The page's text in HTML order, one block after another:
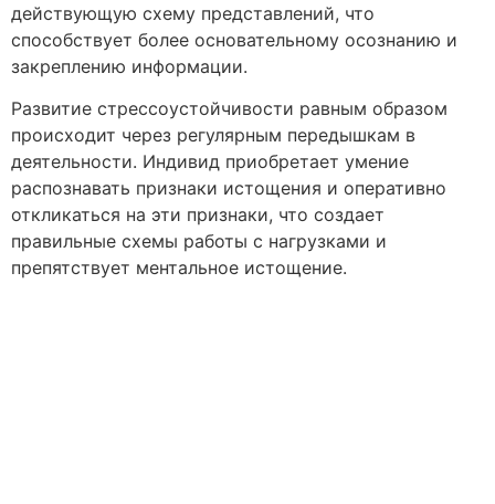
действующую схему представлений, что
способствует более основательному осознанию и
закреплению информации.
Развитие стрессоустойчивости равным образом
происходит через регулярным передышкам в
деятельности. Индивид приобретает умение
распознавать признаки истощения и оперативно
откликаться на эти признаки, что создает
правильные схемы работы с нагрузками и
препятствует ментальное истощение.